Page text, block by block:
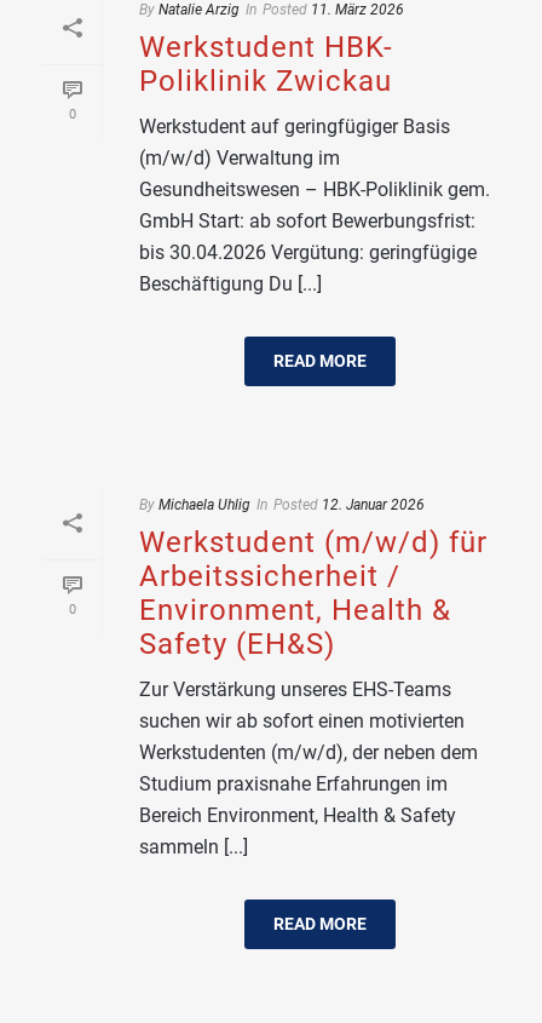
0
By Natalie Arzig In Posted 11. März 2026
Werkstudent HBK-
Poliklinik Zwickau
Werkstudent auf geringfügiger Basis
(m/w/d) Verwaltung im
Gesundheitswesen – HBK-Poliklinik gem.
GmbH Start: ab sofort Bewerbungsfrist:
bis 30.04.2026 Vergütung: geringfügige
Beschäftigung Du [...]
READ MORE
0
By Michaela Uhlig In Posted 12. Januar 2026
Werkstudent (m/w/d) für
Arbeitssicherheit /
Environment, Health &
Safety (EH&S)
Zur Verstärkung unseres EHS-Teams
suchen wir ab sofort einen motivierten
Werkstudenten (m/w/d), der neben dem
Studium praxisnahe Erfahrungen im
Bereich Environment, Health & Safety
sammeln [...]
READ MORE